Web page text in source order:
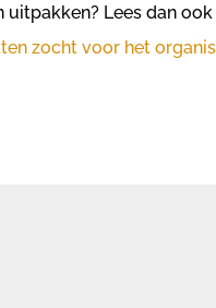
Lees dan
zocht voor het